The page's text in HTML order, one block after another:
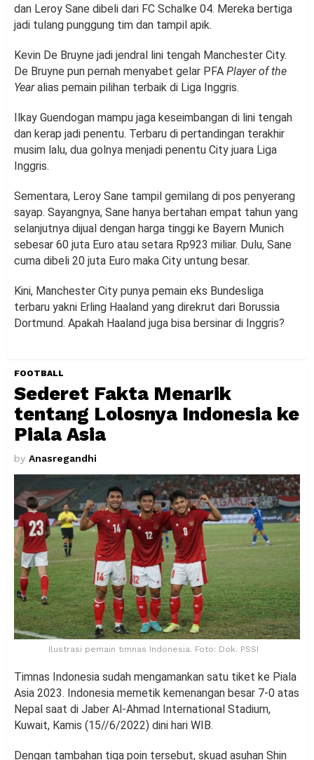
dan Leroy Sane dibeli dari FC Schalke 04. Mereka bertiga
jadi tulang punggung tim dan tampil apik.
Kevin De Bruyne jadi jendral lini tengah Manchester City.
De Bruyne pun pernah menyabet gelar PFA Player of the
Yearalias pemain pilihan terbaik di Liga Inggris.
Ilkay Guendogan mampu jaga keseimbangan di lini tengah
dan kerap jadi penentu. Terbaru di pertandingan terakhir
musim lalu, dua golnya menjadi penentu City juara Liga
Inggris.
Sementara, Leroy Sane tampil gemilang di pos penyerang
sayap. Sayangnya, Sane hanya bertahan empat tahun yang
selanjutnya dijual dengan harga tinggi ke Bayern Munich
sebesar 60 juta Euro atau setara Rp923 miliar. Dulu, Sane
cuma dibeli 20 juta Euro maka City untung besar.
Kini, Manchester City punya pemain eks Bundesliga
terbaru yakni Erling Haaland yang direkrut dari Borussia
Dortmund. Apakah Haaland juga bisa bersinar di Inggris?
FOOTBALL
Sederet Fakta Menarik
tentang Lolosnya Indonesia ke
Piala Asia
by Anasregandhi
Ilustrasi pemain timnas Indonesia. Foto: Dok. PSSI
Timnas Indonesia sudah mengamankan satu tiket ke Piala
Asia 2023. Indonesia memetik kemenangan besar 7-0 atas
Nepal saat di Jaber Al-Ahmad International Stadium,
Kuwait, Kamis (15//6/2022) dini hari WIB.
Dengan tambahan tiga poin tersebut, skuad asuhan Shin